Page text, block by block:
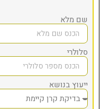
שם מלא
סלולרי
ייעוץ בנושא